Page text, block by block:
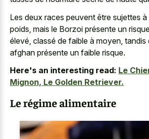
Les deux races peuvent être sujettes à
poids, mais le Borzoi présente un
élevé, classé de faible à moyen, tandis
afghan présente un faible risque.
Here's an interesting read: Le
Mignon, Le Golden Retriever.
Le régime alimentaire